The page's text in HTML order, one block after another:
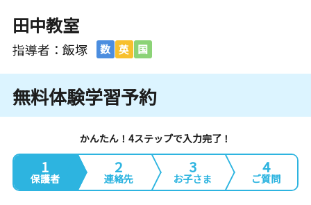
田中教室
指導者：飯塚 数 英 国
無料体験学習予約
かんたん！4ステップで入力完了！
1
保護者
2
連絡先
3
お子さま
4
ご質問